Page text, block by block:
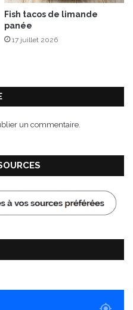
Fish tacos de limande
panée
17 juillet 2026
un commentaire.